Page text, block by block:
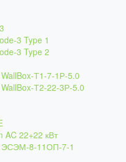
3 Type 1
3 Type 2
Т1-7-1Р-5.0
Т2-22-3Р-5.0
AC 22+22 кВт
ЭСЭМ-8-11ОП-7-1